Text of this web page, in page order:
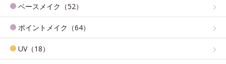
ベースメイク（52）
ポイントメイク（64）
UV（18）